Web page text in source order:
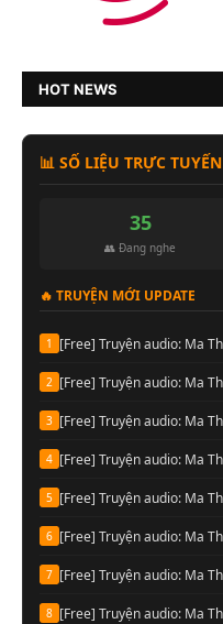
HOT NEWS
📊 SỐ LIỆU TRỰC TUYẾN
35
👥 Đang nghe
🔥 TRUYỆN MỚI UPDATE
1
2
3
4
5
6
7
8